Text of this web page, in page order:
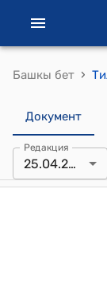
Башкы бет ›
Документ
Редакция
25.04.2025